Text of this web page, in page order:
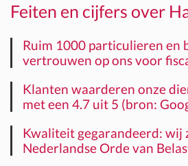
Feiten en cijfers over
Ruim 1000 particulieren en
vertrouwen op ons voor
Klanten waarderen onze
met een 4.7 uit 5 (bron:
Kwaliteit gegarandeerd: wij
Nederlandse Orde van